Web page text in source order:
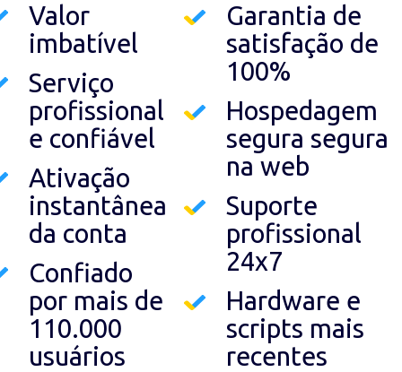
Valor
imbatível
Serviço
profissional
e confiável
Ativação
instantânea
da conta
Confiado
por mais de
110.000
usuários
Garantia de
satisfação de
100%
Hospedagem
segura segura
na web
Suporte
profissional
24x7
Hardware e
scripts mais
recentes